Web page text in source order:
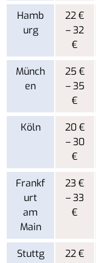
Hamb
urg
22 €
– 32
€
Münch
en
25 €
– 35
€
Köln
20 €
– 30
€
Frankf
urt
am
Main
23 €
– 33
€
Stuttg
22 €